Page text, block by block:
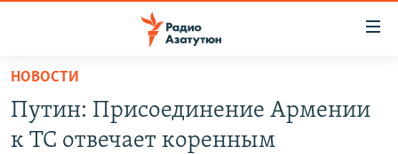
Перейти
основному
содержанию
НОВОСТИ
НОВОСТИ
Путин: Присоединение Армении
к ТС отвечает коренным